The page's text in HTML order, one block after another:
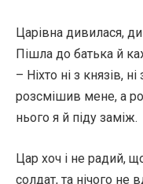
Царівна дивилася,
Пішла до батька й
– Ніхто ні з князів,
розсмішив мене, а
нього я й піду заміж.
Цар хоч і не радий,
солдат, та нічого не